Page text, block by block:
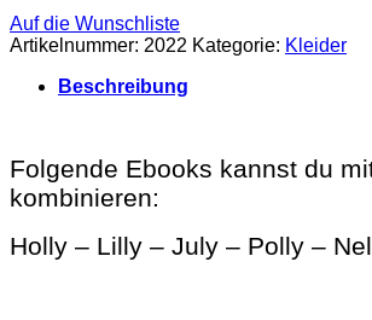
Auf die Wunschliste
Artikelnummer: 2022 Kategorie: Kleider
Beschreibung
Folgende Ebooks kannst du
kombinieren:
Holly – Lilly – July – Polly –